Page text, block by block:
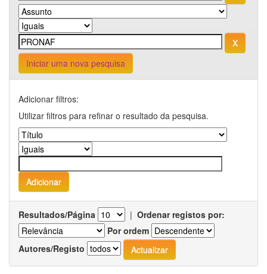
Iniciar uma nova pesquisa
Adicionar filtros:
Utilizar filtros para refinar o resultado da pesquisa.
Resultados/Página | Ordenar registos por:
Por ordem
Autores/Registo